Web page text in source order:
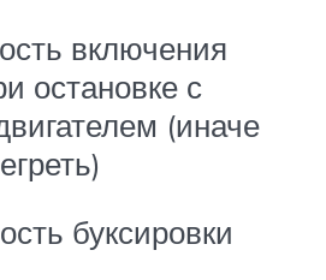
включения
остановке с
(иначе
буксировки